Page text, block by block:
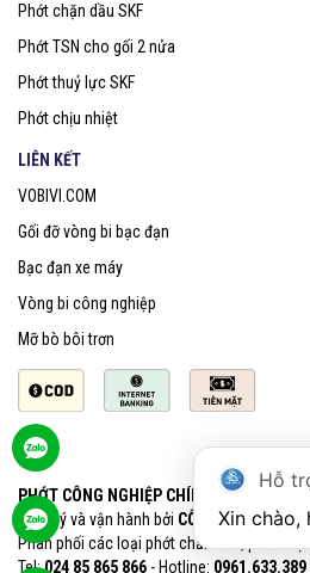
Phớt chặn dầu SKF
Phớt TSN cho gối 2 nửa
Phớt thuỷ lực SKF
Phớt chịu nhiệt
LIÊN KẾT
VOBIVI.COM
Gối đỡ vòng bi bạc đạn
Bạc đạn xe máy
Vòng bi công nghiệp
Mỡ bò bôi trơn
PHỚT CÔNG NGHIỆP CHÍNH HÃNG SKF
Quản lý và vận hành bởi CÔNG TY CỔ
Phân phối các loại phớt chắn dầu, phớt chịu
Tel:024 85 865 866 - Hotline: 0961.633.389​
Hỗ
Xin chào,